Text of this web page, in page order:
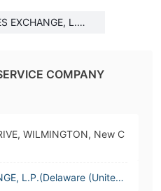
EXCHANGE, L.P.
COMPANY
WILMINGTON, New C
L.P.(Delaware (United